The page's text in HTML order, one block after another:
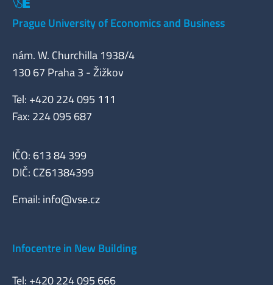
Prague University of Economics and Business
nám. W. Churchilla 1938/4
130 67 Praha 3 - Žižkov
Tel: +420 224 095 111
Fax: 224 095 687
IČO: 613 84 399
DIČ: CZ61384399
Email: info@vse.cz
Infocentre in New Building
Tel: +420 224 095 666